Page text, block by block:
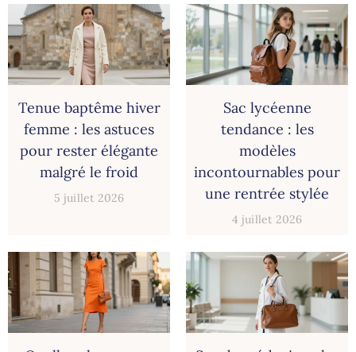
Tenue baptême hiver
femme : les astuces
pour rester élégante
malgré le froid
5 juillet 2026
Sac lycéenne
tendance : les
modèles
incontournables pour
une rentrée stylée
4 juillet 2026